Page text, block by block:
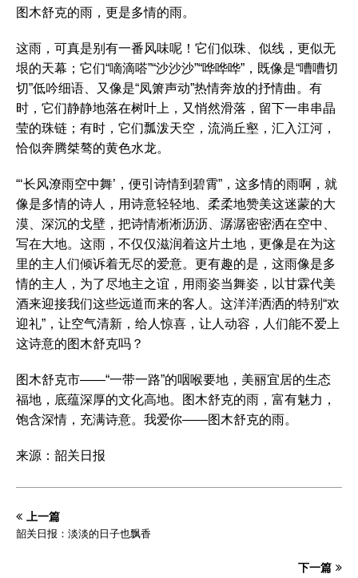
图木舒克的雨，更是多情的雨。
这雨，可真是别有一番风味呢！它们似珠、似线，更似无
垠的天幕；它们“嘀滴嗒”“沙沙沙”“哗哗哗”，既像是“嘈嘈切
切”低吟细语、又像是“凤箫声动”热情奔放的抒情曲。有
时，它们静静地落在树叶上，又悄然滑落，留下一串串晶
莹的珠链；有时，它们瓢泼天空，流淌丘壑，汇入江河，
恰似奔腾桀骜的黄色水龙。
“‘长风潦雨空中舞’，便引诗情到碧霄”，这多情的雨啊，就
像是多情的诗人，用诗意轻轻地、柔柔地赞美这迷蒙的大
漠、深沉的戈壁，把诗情淅淅沥沥、潺潺密密洒在空中、
写在大地。这雨，不仅仅滋润着这片土地，更像是在为这
里的主人们倾诉着无尽的爱意。更有趣的是，这雨像是多
情的主人，为了尽地主之谊，用雨姿当舞姿，以甘霖代美
酒来迎接我们这些远道而来的客人。这洋洋洒洒的特别“欢
迎礼”，让空气清新，给人惊喜，让人动容，人们能不爱上
这诗意的图木舒克吗？
图木舒克市——“一带一路”的咽喉要地，美丽宜居的生态
福地，底蕴深厚的文化高地。图木舒克的雨，富有魅力，
饱含深情，充满诗意。我爱你——图木舒克的雨。
来源：韶关日报
上一篇
韶关日报：淡淡的日子也飘香
下一篇